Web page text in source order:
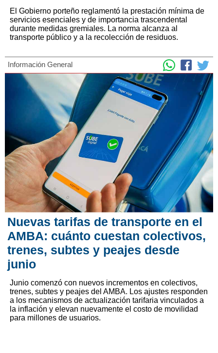
El Gobierno porteño reglamentó la prestación mínima de
servicios esenciales y de importancia trascendental
durante medidas gremiales. La norma alcanza al
transporte público y a la recolección de residuos.
Información General
Nuevas tarifas de transporte en el
AMBA: cuánto cuestan colectivos,
trenes, subtes y peajes desde
junio
Junio comenzó con nuevos incrementos en colectivos,
trenes, subtes y peajes del AMBA. Los ajustes responden
a los mecanismos de actualización tarifaria vinculados a
la inflación y elevan nuevamente el costo de movilidad
para millones de usuarios.